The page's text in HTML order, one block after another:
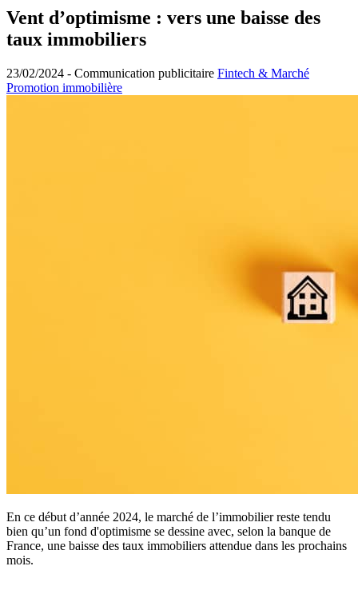
Vent d’optimisme : vers une baisse des
taux immobiliers
23/02/2024 - Communication publicitaire Fintech & Marché
Promotion immobilière
En ce début d’année 2024, le marché de l’immobilier reste tendu
bien qu’un fond d'optimisme se dessine avec, selon la banque de
France, une baisse des taux immobiliers attendue dans les prochains
mois.